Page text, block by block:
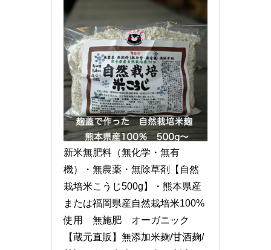
新米無肥料（無化学・無有
機）・無農薬・無除草剤【自然
栽培米こうじ500g】・熊本県産
または福岡県産自然栽培米100%
使用　無施肥　オーガニック
【蔵元直販】無添加米麹/甘酒麹/